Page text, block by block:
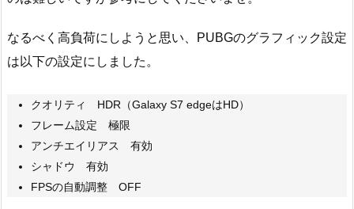
なるべく高負荷にしようと思い、PUBGのグラフィック設定
は以下の設定にしました。
クオリティ HDR（Galaxy S7 edgeはHD）
フレーム設定 極限
アンチエイリアス 有効
シャドウ 有効
FPSの自動調整 OFF